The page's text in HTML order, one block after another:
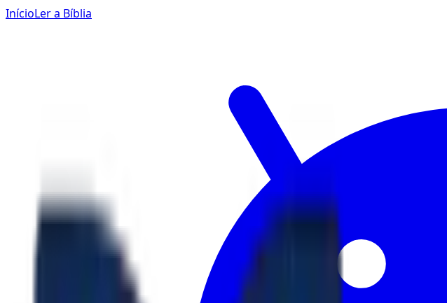
InícioLer a Bíblia